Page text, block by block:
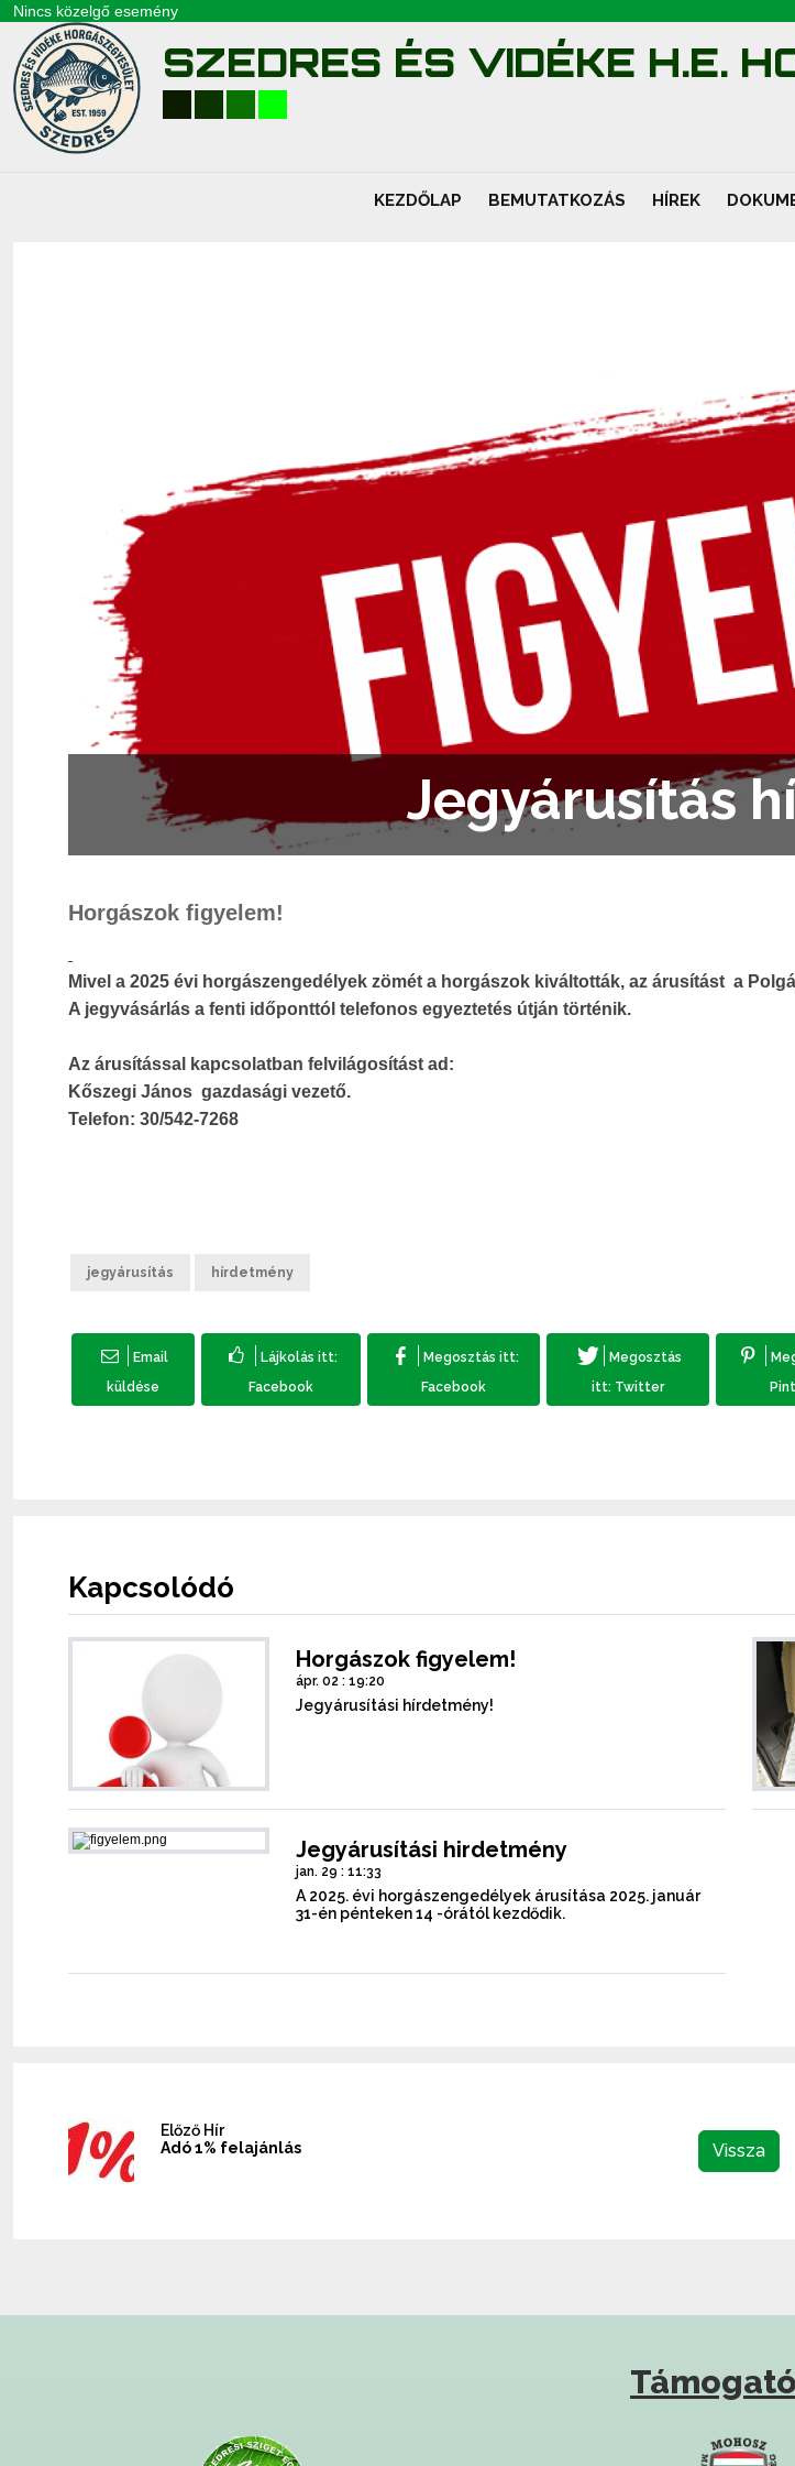
Nincs közelgő esemény
SZEDRES ÉS VIDÉKE H.E.
KEZDŐLAP BEMUTATKOZÁS HÍREK
Jegyárusítás
Horgászok figyelem!
Mivel a 2025 évi horgászengedélyek zömét a horgászok kiváltották, az árusítást a
A jegyvásárlás a fenti időponttól telefonos egyeztetés útján történik.
Az árusítással kapcsolatban felvilágosítást ad:
Kőszegi János gazdasági vezető.
Telefon: 30/542-7268
jegyárusítás hírdetmény
Kapcsolódó
Horgászok figyelem!
ápr. 02 : 19:20
Jegyárusítási hírdetmény!
Jegyárusítási hirdetmény
jan. 29 : 11:33
A 2025. évi horgászengedélyek árusítása 2025. január
31-én pénteken 14 -órától kezdődik.
Előző Hír
Adó 1% felajánlás
Vissza